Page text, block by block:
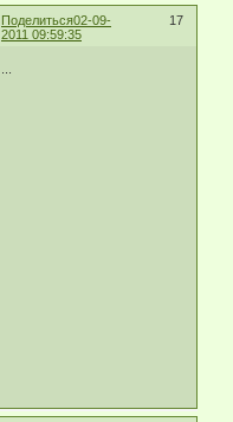
Поделиться 17
02-09-
2011 09:59:35